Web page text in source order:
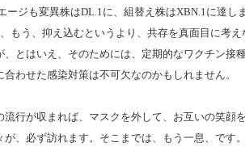
ージも変異株はDL.1に、組替え株はXBN.1に達し
もう、抑え込むというより、共存を真面目に考え
、とはいえ、そのためには、定期的なワクチン接
わせた感染対策は不可欠なのかもしれません。
流行が収まれば、マスクを外して、お互いの笑顔
が、必ず訪れます。そこまでは、もう一息、です